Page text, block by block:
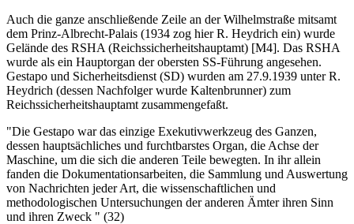
Auch die ganze anschließende Zeile an der Wilhelmstraße mitsamt
dem Prinz-Albrecht-Palais (1934 zog hier R. Heydrich ein) wurde
Gelände des RSHA (Reichssicherheitshauptamt) [M4]. Das RSHA
wurde als ein Hauptorgan der obersten SS-Führung angesehen.
Gestapo und Sicherheitsdienst (SD) wurden am 27.9.1939 unter R.
Heydrich (dessen Nachfolger wurde Kaltenbrunner) zum
Reichssicherheitshauptamt zusammengefaßt.
"Die Gestapo war das einzige Exekutivwerkzeug des Ganzen,
dessen hauptsächliches und furchtbarstes Organ, die Achse der
Maschine, um die sich die anderen Teile bewegten. In ihr allein
fanden die Dokumentationsarbeiten, die Sammlung und Auswertung
von Nachrichten jeder Art, die wissenschaftlichen und
methodologischen Untersuchungen der anderen Ämter ihren Sinn
und ihren Zweck " (32)